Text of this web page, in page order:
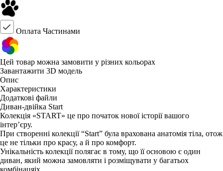
Оплата Частинами
Цей товар можна замовити у різних кольорах
Завантажити 3D модель
Опис
Характеристики
Додаткові файли
Диван-двійка Start
Колекція «START» це про початок нової історії вашого
інтер’єру.
При створенні колекції “Start” була врахована анатомія тіла, отож
це не тільки про красу, а й про комфорт.
Унікальність колекції полягає в тому, що її основою є один
диван, який можна замовляти і розміщувати у багатьох
комбінацяіх.